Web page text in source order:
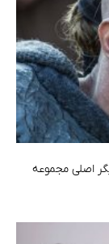
اصلی مجموعه